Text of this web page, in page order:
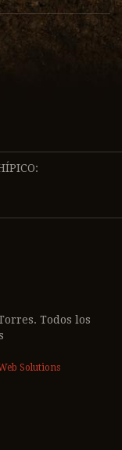
Todos los
Solutions